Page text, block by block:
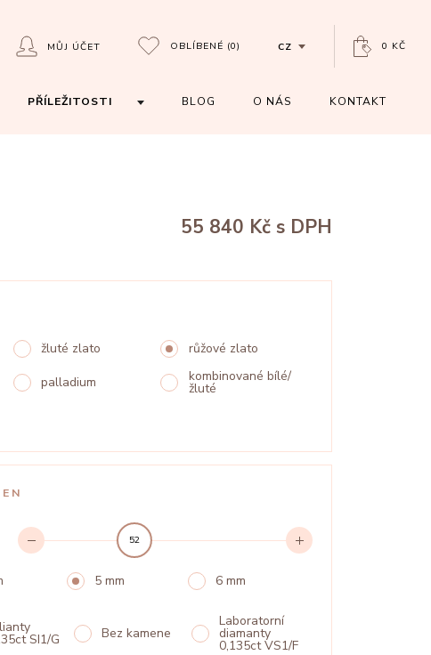
MŮJ ÚČET OBLÍBENÉ (0) CZ 0 KČ
PŘÍLEŽITOSTI BLOG O NÁS KONTAKT
55 840 Kč s DPH
žluté zlato
růžové zlato
palladium kombinované bílé/
žluté
52
5 mm 6 mm
SI1/G Bez kamene
Laboratorní
diamanty
0,135ct VS1/F